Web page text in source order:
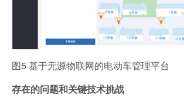
图5 基于无源物联网的电动车管理平台
存在的问题和关键技术挑战